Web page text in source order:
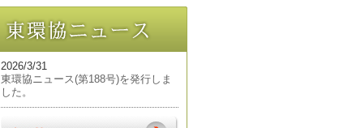
2026/3/31
東環協ニュース(第188号)を発行しま
した。